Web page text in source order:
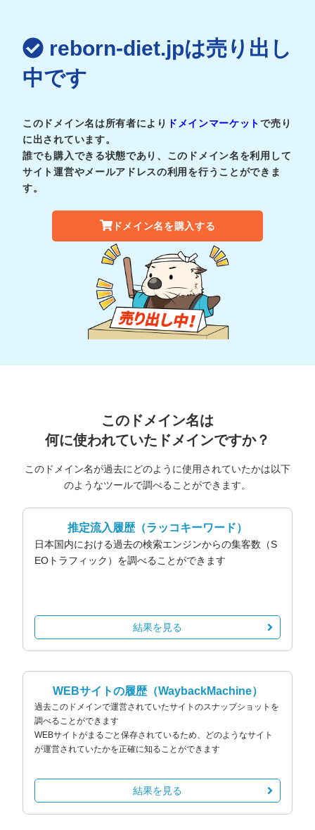
reborn-diet.jpは売り出し
中です
このドメイン名は所有者により ドメインマーケットで売り
に出されています。
誰でも購入できる状態であり、このドメイン名を利用して
サイト運営やメールアドレスの利用を行うことができま
す。
ドメイン名を購入する
このドメイン名は
何に使われていたドメインですか？
このドメイン名が過去にどのように使用されていたかは以下
のようなツールで調べることができます。
推定流入履歴（ラッコキーワード）
日本国内における過去の検索エンジンからの集客数（S
EOトラフィック）を調べることができます
結果を見る
WEBサイトの履歴（WaybackMachine）
過去このドメインで運営されていたサイトのスナップショットを
調べることができます
WEBサイトがまるごと保存されているため、どのようなサイト
が運営されていたかを正確に知ることができます
結果を見る